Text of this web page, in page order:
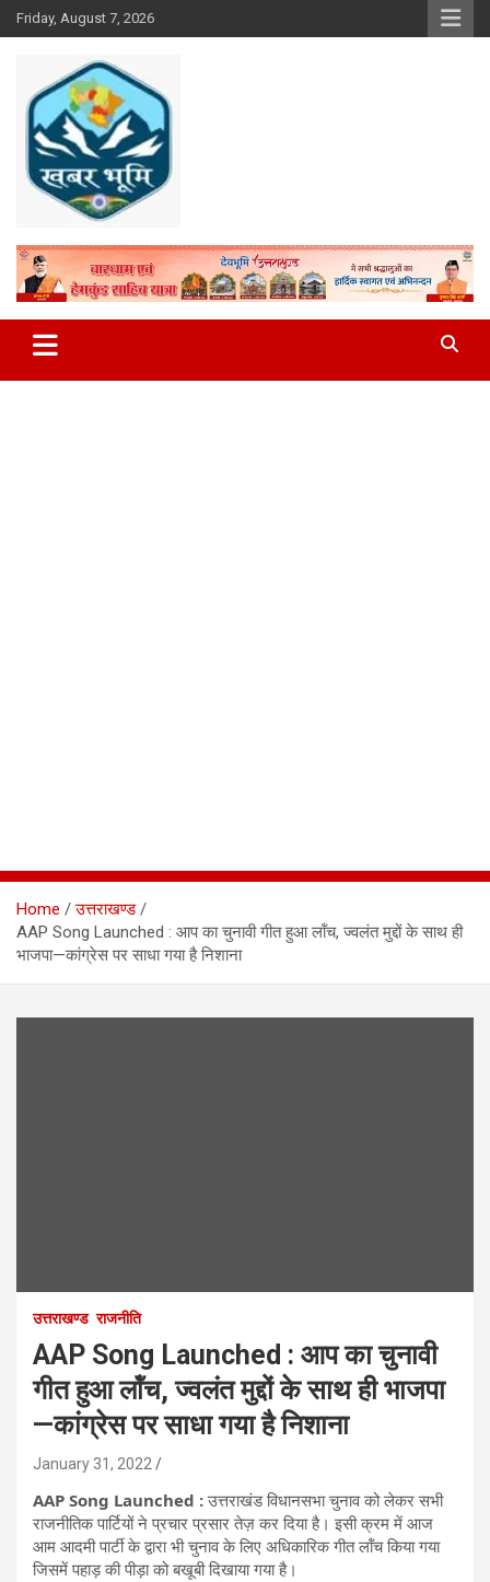
Skip
to
Friday, August 7, 2026
Khabar Bhumi
Home
उत्तराखण्ड
AAP Song Launched : आप का चुनावी गीत हुआ लॉंच, ज्वलंत मुद्दों के साथ ही
भाजपा—कांग्रेस पर साधा गया है निशाना
उत्तराखण्ड राजनीति
AAP Song Launched : आप का चुनावी
गीत हुआ लॉंच, ज्वलंत मुद्दों के साथ ही भाजपा
—कांग्रेस पर साधा गया है निशाना
January 31, 2022
AAP Song Launched :उत्तराखंड विधानसभा चुनाव को लेकर सभी
राजनीतिक पार्टियों ने प्रचार प्रसार तेज़ कर दिया है। इसी क्रम में आज
आम आदमी पार्टी के द्वारा भी चुनाव के लिए अधिकारिक गीत लॉंच किया गया
जिसमें पहाड़ की पीड़ा को बखूबी दिखाया गया है।